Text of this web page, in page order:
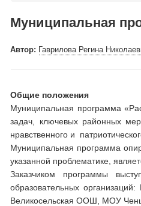
Муниципальная
Автор: Гаврилова Регина
Общие положения
Муниципальная программа
задач, ключевых районных
нравственного и
Муниципальная программа
указанной проблематике,
Заказчиком программы
образовательных
Великосельская ООШ, МОУ